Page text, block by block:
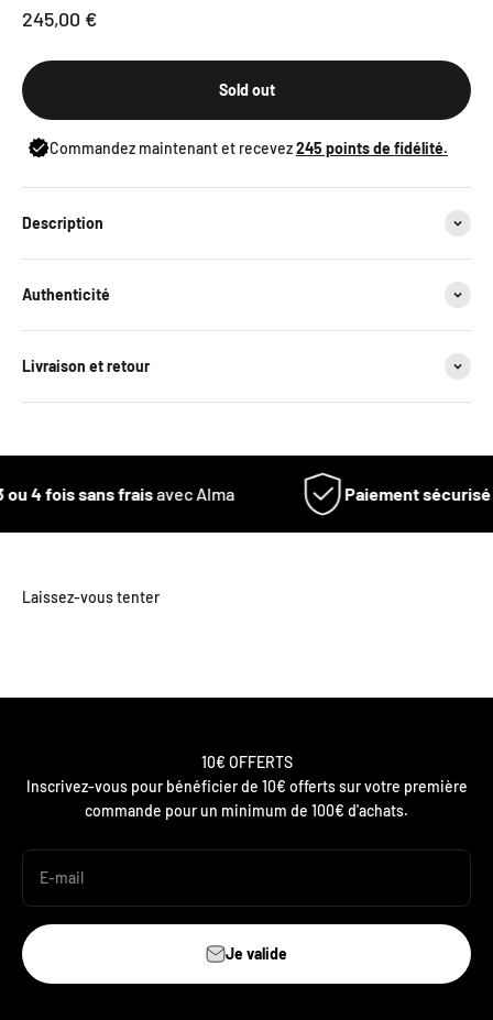
Sale price
245,00 €
Sold out
Commandez maintenant et recevez245 points de fidélité.
Description
Authenticité
Livraison et retour
ou 4 fois sans fraisavec Alma Paiement sécurisé
10€ OFFERTS
Inscrivez-vous pour bénéficier de 10€ offerts sur votre première
commande pour un minimum de 100€ d'achats.
E-mail
Je valide